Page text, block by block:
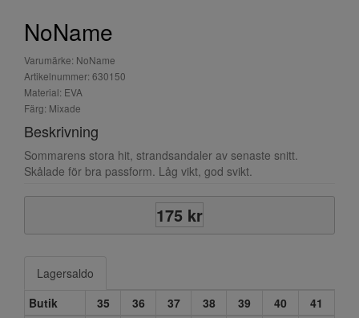
NoName
Varumärke: NoName
Artikelnummer: 630150
Material: EVA
Färg: Mixade
Beskrivning
Sommarens stora hit, strandsandaler av senaste snitt.
Skålade för bra passform. Låg vikt, god svikt.
175 kr
Lagersaldo
Butik
35 36 37 38 39 40 41